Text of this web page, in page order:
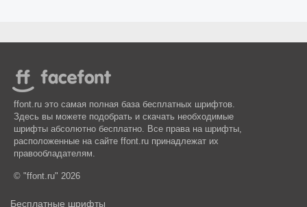
ffont.ru это самая полная база бесплатных шрифтов.
Здесь вы можете подобрать и скачать необходимые
шрифты абсолютно бесплатно. Все права на шрифты,
расположенные на сайте ffont.ru принадлежат их
правообладателям.
© "ffont.ru" 2026
Бесплатные шрифты